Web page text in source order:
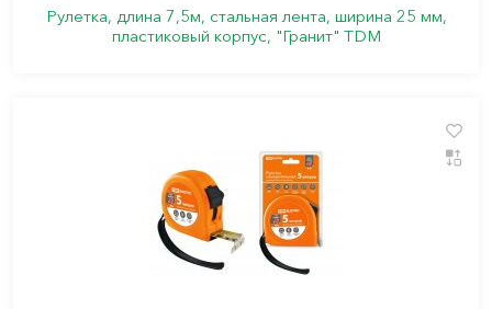
Рулетка, длина 7,5м, стальная лента, ширина 25 мм,
пластиковый корпус, "Гранит" TDM